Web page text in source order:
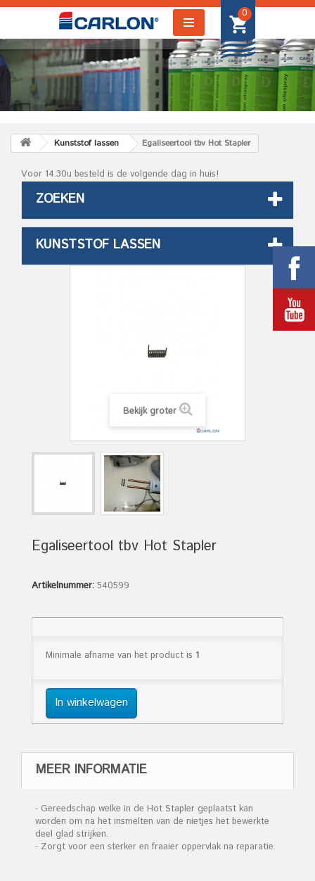
0
Kunststof lassen Egaliseertool tbv Hot Stapler
Voor 14.30u besteld is de volgende dag in huis!
ZOEKEN
KUNSTSTOF LASSEN
Bekijk groter
Egaliseertool tbv Hot Stapler
Artikelnummer: 540599
Minimale afname van het product is 1
In winkelwagen
MEER INFORMATIE
- Gereedschap welke in de Hot Stapler geplaatst kan
worden om na het insmelten van de nietjes het bewerkte
deel glad strijken.
- Zorgt voor een sterker en fraaier oppervlak na reparatie.